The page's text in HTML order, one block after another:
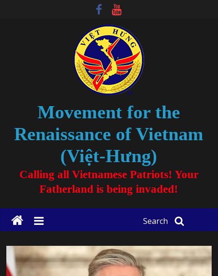
Movement for the
Renaissance of Vietnam
(Việt-Hưng)
Calling all Vietnamese Patriots! Your
Fatherland is being invaded!
Search